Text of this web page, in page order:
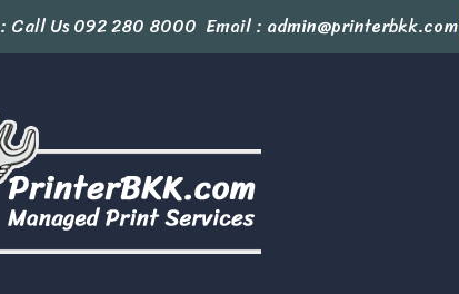
Call Us092 280 8000 Email : admin@printerbkk.com